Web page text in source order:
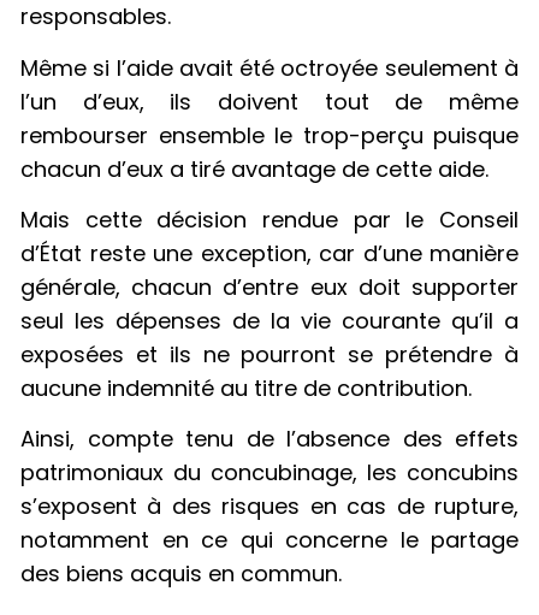
responsables.
Même si l’aide avait été octroyée seulement à
l’un d’eux, ils doivent tout de même
rembourser ensemble le trop-perçu puisque
chacun d’eux a tiré avantage de cette aide.
Mais cette décision rendue par le Conseil
d’État reste une exception, car d’une manière
générale, chacun d’entre eux doit supporter
seul les dépenses de la vie courante qu’il a
exposées et ils ne pourront se prétendre à
aucune indemnité au titre de contribution.
Ainsi, compte tenu de l’absence des effets
patrimoniaux du concubinage, les concubins
s’exposent à des risques en cas de rupture,
notamment en ce qui concerne le partage
des biens acquis en commun.